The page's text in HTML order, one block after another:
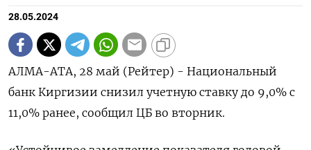
28.05.2024
АЛМА-АТА, 28 май (Рейтер) - Национальный
банк Киргизии снизил учетную ставку до 9,0% с
11,0% ранее, сообщил ЦБ во вторник.